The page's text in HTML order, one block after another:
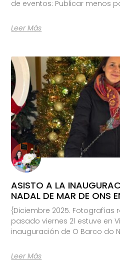
de eventos: Publicar menos
Leer Más
ASISTO A LA
NADAL DE MAR DE ONS
{Diciembre 2025. Fotografías
pasado viernes 21 estuve en
inauguración de O Barco do
Leer Más